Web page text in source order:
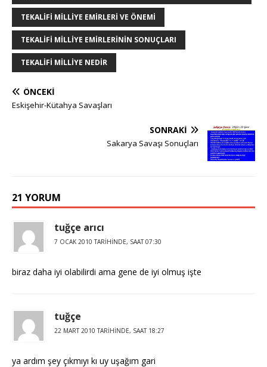
TEKALIFI MILLIYE EMIRLERI VE ÖNEMI
TEKALIFI MILLIYE EMIRLERININ SONUÇLARI
TEKALIFI MILLIYE NEDIR
ÖNCEKI
Eskişehir-Kütahya Savaşları
SONRAKI
Sakarya Savaşı Sonuçları
21 YORUM
tuğçe arıcı
7 OCAK 2010 TARIHINDE, SAAT 07:30
biraz daha iyi olabilirdi ama gene de iyi olmuş işte
tuğçe
22 MART 2010 TARIHINDE, SAAT 18:27
ya ardım şey çıkmıyı kı uy uşağım gari